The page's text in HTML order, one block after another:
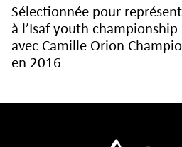
Sélectionnée pour
à l’Isaf youth
avec Camille Orion
en 2016